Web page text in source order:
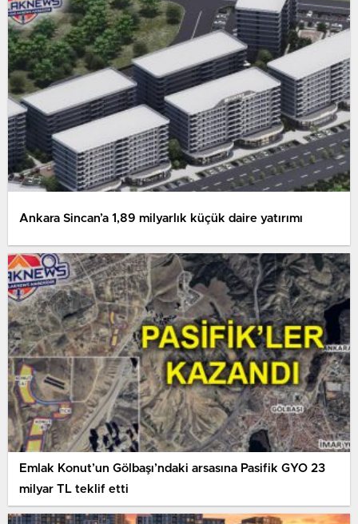
Ankara Sincan’a 1,89 milyarlık küçük daire yatırımı
Emlak Konut’un Gölbaşı’ndaki arsasına Pasifik GYO 23
milyar TL teklif etti